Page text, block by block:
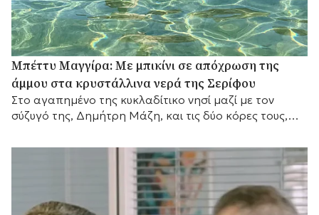
Μπέττυ Μαγγίρα: Με μπικίνι σε απόχρωση της
άμμου στα κρυστάλλινα νερά της Σερίφου
Στο αγαπημένο της κυκλαδίτικο νησί μαζί με τον
σύζυγό της, Δημήτρη Μάζη, και τις δύο κόρες τους,
υποχρεώσεις.